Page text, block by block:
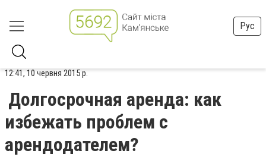
Рус
12:41, 10 червня 2015 р.
Долгосрочная аренда: как
избежать проблем с
арендодателем?